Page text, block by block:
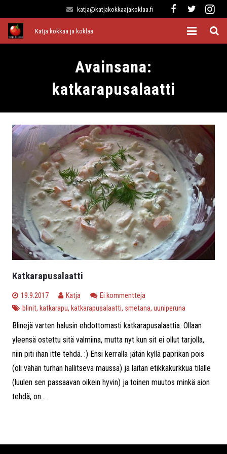
katja@katjakokkaajakoklaa.fi
Katja kokkaa ja koklaa
Lisukkeet
Jälkiruoat
Kaikki reseptit
Avainsana:
katkarapusalaatti
Katkarapusalaatti
19.9.2017 Katja
Ei kommentteja
blinit, katkarapu, katkarapusalaatti, smetana, uuniperuna
Blinejä varten halusin ehdottomasti katkarapusalaattia. Ollaan
yleensä ostettu sitä valmiina, mutta nyt kun sit ei ollut tarjolla,
niin piti ihan itte tehdä. :) Ensi kerralla jätän kyllä paprikan pois
(oli vähän turhan hallitseva maussa) ja laitan etikkakurkkua tilalle
(luulen sen passaavan oikein hyvin) ja toinen muutos minkä aion
tehdä, on...